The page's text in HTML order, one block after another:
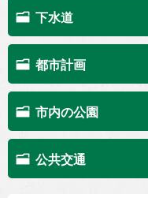
下水道
都市計画
市内の公園
公共交通